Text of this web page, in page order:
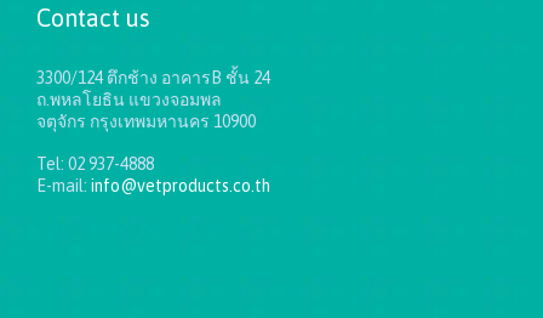
Contact us
3300/124 ตึกช้าง อาคารB ชั้น 24
ถ.พหลโยธิน แขวงจอมพล
จตุจักร กรุงเทพมหานคร 10900
Tel: 02 937-4888
E-mail: info@vetproducts.co.th